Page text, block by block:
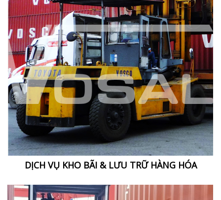
DỊCH VỤ KHO BÃI & LƯU TRỮ HÀNG HÓA